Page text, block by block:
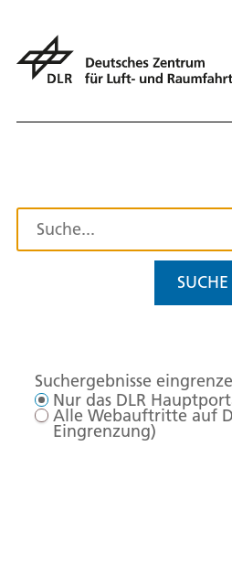
SUCHE
Suchergebnisse
Nur das DLR
Alle Webauftritte auf
Eingrenzung)